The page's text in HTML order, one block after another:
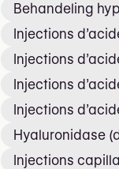
Behandeling
Injections
Injections
Injections
Injections
Hyaluronidase
Injections